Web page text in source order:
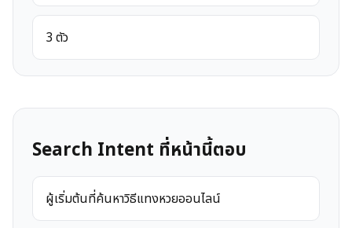
3 ตัว
Search Intent ที่หน้านี้ตอบ
ผู้เริ่มต้นที่ค้นหาวิธีแทงหวยออนไลน์